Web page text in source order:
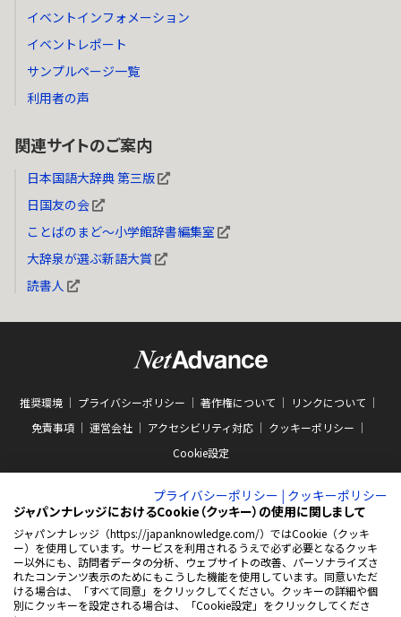
イベントインフォメーション
イベントレポート
サンプルページ一覧
利用者の声
関連サイトのご案内
日本国語大辞典 第三版
日国友の会
ことばのまど～小学館辞書編集室
大辞泉が選ぶ新語大賞
読書人
推奨環境 プライバシーポリシー 著作権について
リンクについて
免責事項
運営会社 アクセシビリティ対応
クッキーポリシー
Cookie設定
ABJマークは、この電子書店・電子書籍配信サービスが、著作権者からコンテン
ツ使用許諾を得た正規版配信サービスであることを示す商標（登録番号 第
10981000号）です。ABJマークの詳細、ABJマークを掲示しているサービスの一
覧はこちらをご覧ください。
AEBS 電子出版制作・流通協議会
https://aebs.or.jp/
新
プライバシーポリシー | クッキーポリシー
ジャパンナレッジにおけるCookie（クッキー）の使用に関しまして
ジャパンナレッジ（https://japanknowledge.com/）ではCookie（クッキ
ー）を使用しています。サービスを利用されるうえで必ず必要となるクッキ
ー以外にも、訪問者データの分析、ウェブサイトの改善、パーソナライズさ
れたコンテンツ表示のためにもこうした機能を使用しています。同意いただ
ける場合は、「すべて同意」をクリックしてください。クッキーの詳細や個
別にクッキーを設定される場合は、「Cookie設定」をクリックしてくださ